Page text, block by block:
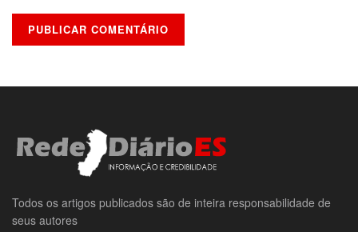
Todos os artigos publicados são de inteira responsabilidade de
seus autores